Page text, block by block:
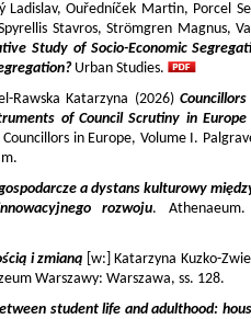
Ouředníček Martin, Porcel
Stavros, Strömgren Magnus,
Study of Socio-Economic
Urban Studies.
Rawska Katarzyna (2026)
of Council Scrutiny in Europe
in Europe, Volume I.
a dystans kulturowy
rozwoju. Athenaeum.
i zmianą [w:] Katarzyna Kuzko-
Warszawy: Warszawa, ss. 128.
student life and adulthood: